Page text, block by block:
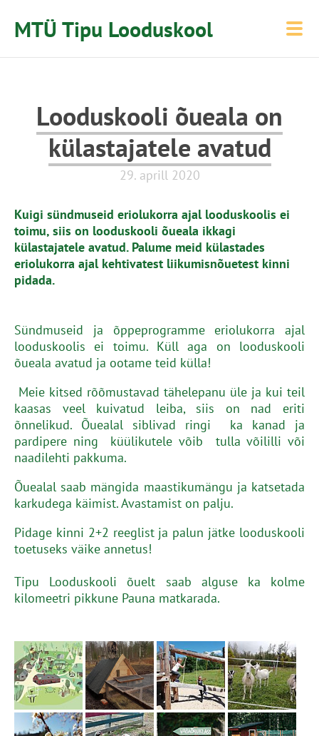
MTÜ Tipu Looduskool
Looduskooli õueala on
külastajatele avatud
29. aprill 2020
Kuigi sündmuseid eriolukorra ajal looduskoolis ei
toimu, siis on looduskooli õueala ikkagi
külastajatele avatud. Palume meid külastades
eriolukorra ajal kehtivatest liikumisnõuetest kinni
pidada.
Sündmuseid ja õppeprogramme eriolukorra ajal
looduskoolis ei toimu. Küll aga on looduskooli
õueala avatud ja ootame teid külla!
Meie kitsed rõõmustavad tähelepanu üle ja kui teil
kaasas veel kuivatud leiba, siis on nad eriti
õnnelikud. Õuealal siblivad ringi ka kanad ja
pardipere ning küülikutele võib tulla võililli või
naadilehti pakkuma.
Õuealal saab mängida maastikumängu ja katsetada
karkudega käimist. Avastamist on palju.
Pidage kinni 2+2 reeglist ja palun jätke looduskooli
toetuseks väike annetus!
Tipu Looduskooli õuelt saab alguse ka kolme
kilomeetri pikkune Pauna matkarada.